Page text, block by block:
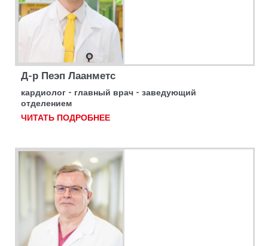
Д-р Пеэп Лаанметс
кардиолог - главный врач - заведующий
отделением
ЧИТАТЬ ПОДРОБНЕЕ